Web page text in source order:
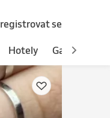
se
Hotely Gastronomie